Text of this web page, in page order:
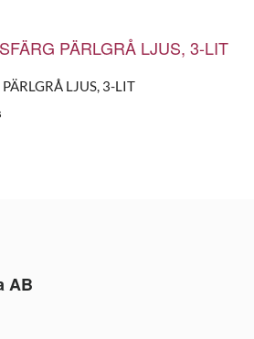
LJUS, 3-LIT
AB